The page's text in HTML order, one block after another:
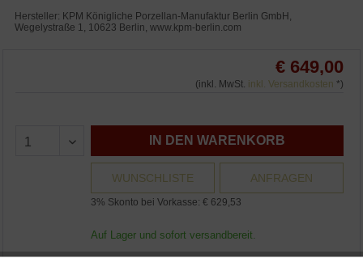
Hersteller: KPM Königliche Porzellan-Manufaktur Berlin GmbH,
Wegelystraße 1, 10623 Berlin, www.kpm-berlin.com
€ 649,00
(inkl. MwSt. inkl. Versandkosten *)
IN DEN WARENKORB
WUNSCHLISTE ANFRAGEN
3% Skonto bei Vorkasse: € 629,53
Auf Lager und sofort versandbereit.